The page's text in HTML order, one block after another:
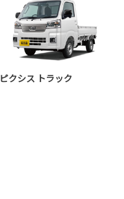
ピクシス トラック